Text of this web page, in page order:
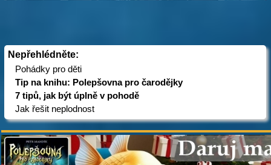
Nepřehlédněte:
Pohádky pro děti
Tip na knihu: Polepšovna pro čarodějky
7 tipů, jak být úplně v pohodě
Jak řešit neplodnost